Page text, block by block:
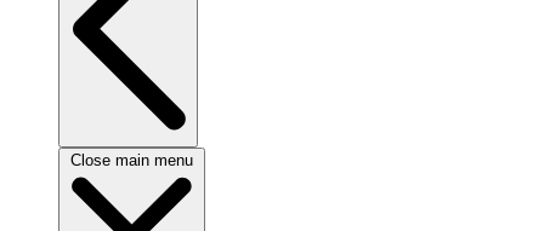
Close main menu